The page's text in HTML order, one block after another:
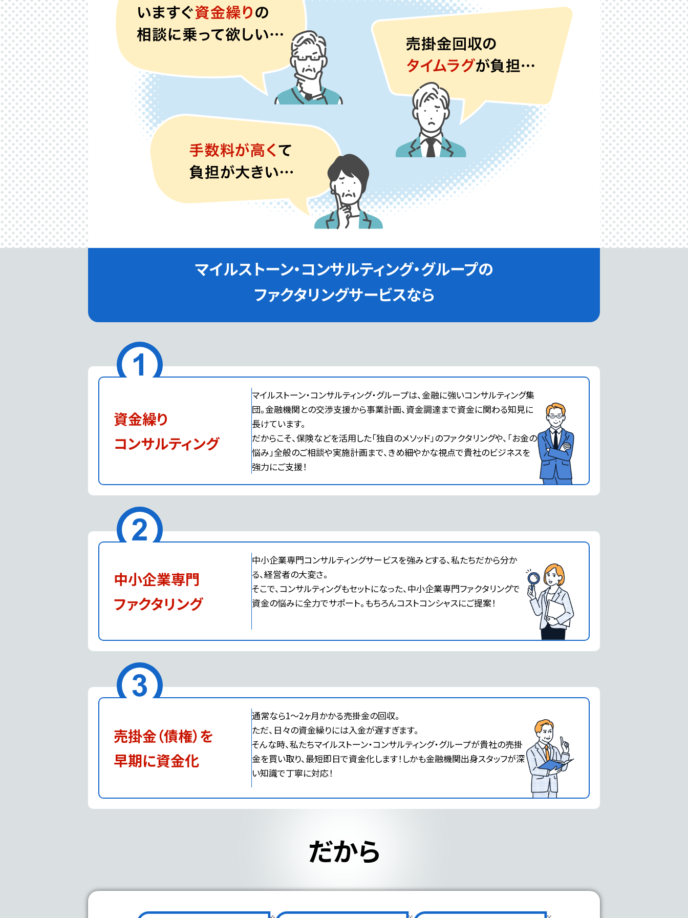
マイルストーン・コンサルティング・グループの
ファクタリングサービスなら
資金繰り
コンサルティング
マイルストーン・コンサルティング・グループは、金融に強いコンサルティング集
団。金融機関との交渉支援から事業計画、資金調達まで資金に関わる知見に
長けています。
だからこそ、保険などを活用した「独自のメソッド」のファクタリングや、「お金の
悩み」全般のご相談や実施計画まで、きめ細やかな視点で貴社のビジネスを
強力にご支援！
中小企業専門
ファクタリング
中小企業専門コンサルティングサービスを強みとする、私たちだから分か
る、経営者の大変さ。
そこで、コンサルティングもセットになった、中小企業専門ファクタリングで
資金の悩みに全力でサポート。もちろんコストコンシャスにご提案！
売掛金（債権）を
早期に資金化
通常なら1～2ヶ月かかる売掛金の回収。
ただ、日々の資金繰りには入金が遅すぎます。
そんな時、私たちマイルストーン・コンサルティング・グループが貴社の売掛
金を買い取り、最短即日で資金化します！しかも金融機関出身スタッフが深
い知識で丁寧に対応！
だから